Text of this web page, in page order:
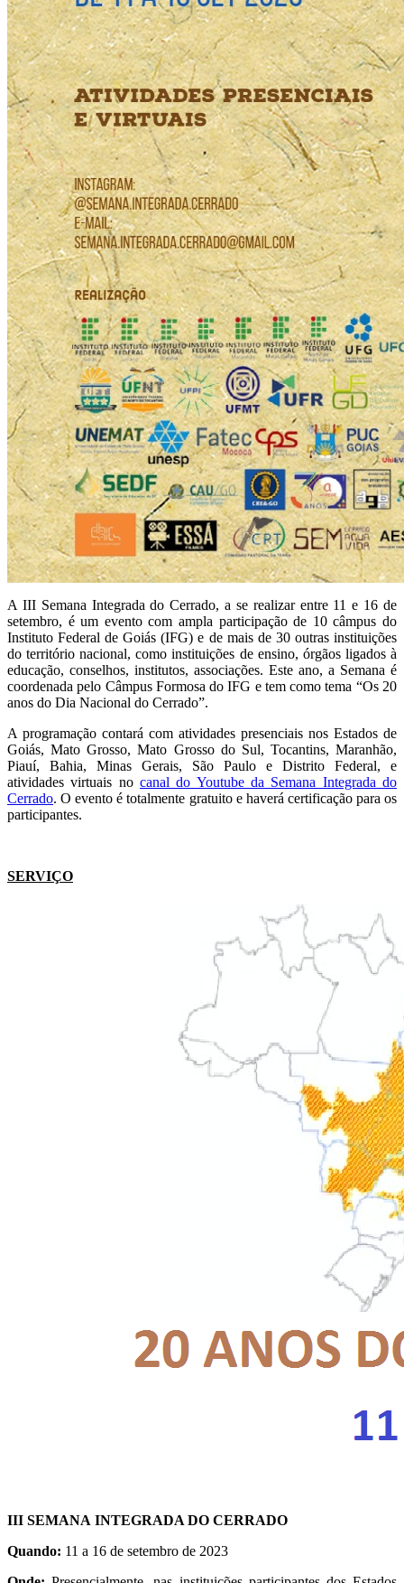
A III Semana Integrada do Cerrado, a se realizar entre 11 e 16 de
setembro, é um evento com ampla participação de 10 câmpus do
Instituto Federal de Goiás (IFG) e de mais de 30 outras instituições
do território nacional, como instituições de ensino, órgãos ligados à
educação, conselhos, institutos, associações. Este ano, a Semana é
coordenada pelo Câmpus Formosa do IFG e tem como tema “Os 20
anos do Dia Nacional do Cerrado”.
A programação contará com atividades presenciais nos Estados de
Goiás, Mato Grosso, Mato Grosso do Sul, Tocantins, Maranhão,
Piauí, Bahia, Minas Gerais, São Paulo e Distrito Federal, e
atividades virtuais no canal do Youtube da Semana Integrada do
Cerrado. O evento é totalmente gratuito e haverá certificação para os
participantes.
SERVIÇO
III SEMANA INTEGRADA DO CERRADO
Quando: 11 a 16 de setembro de 2023